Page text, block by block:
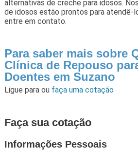
alternativas de creche para idosos.
de idosos estão prontos para atendê-
entre em contato.
Para saber mais sobre
Clínica de Repouso
Doentes em Suzano
Ligue para ou faça uma cotação
Faça sua cotação
Informações Pessoais